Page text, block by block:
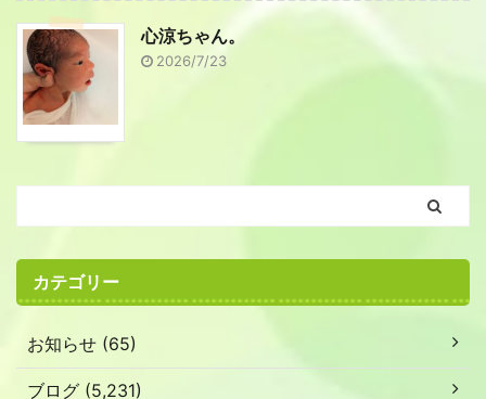
心涼ちゃん。
2026/7/23
カテゴリー
お知らせ (65)
ブログ (5,231)